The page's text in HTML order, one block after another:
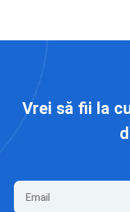
Vrei să fii la